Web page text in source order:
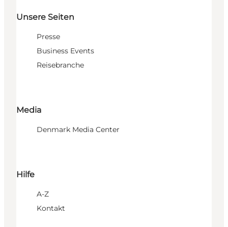
Unsere Seiten
Presse
Business Events
Reisebranche
Media
Denmark Media Center
Hilfe
A-Z
Kontakt